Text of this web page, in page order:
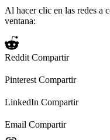
Al hacer clic en las redes a
ventana:
Reddit Compartir
Pinterest Compartir
LinkedIn Compartir
Email Compartir